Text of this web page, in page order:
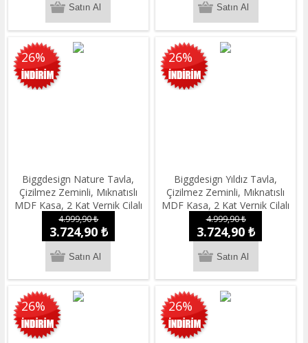
26%
Biggdesign Nature Tavla,
Çizilmez Zeminli, Mıknatıslı
MDF Kasa, 2 Kat Vernik Cilalı
4.999,90 ₺
3.724,90 ₺
26%
Biggdesign Yıldız Tavla,
Çizilmez Zeminli, Mıknatıslı
MDF Kasa, 2 Kat Vernik Cilalı
4.999,90 ₺
3.724,90 ₺
26% 26%